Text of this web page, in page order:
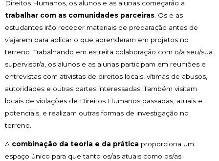
Direitos Humanos, os alunos e as alunas começarão a
trabalhar com as comunidades parceiras . Os e as
estudantes irão receber materiais de preparação antes de
viajarem para aplicar o que aprenderam em projetos no
terreno. Trabalhando em estreita colaboração com o/a seu/sua
supervisor/a, os alunos e as alunas participam em reuniões e
entrevistas com ativistas de direitos locais, vítimas de abusos,
autoridades e outras partes interessadas. Também visitam
locais de violações de Direitos Humanos passadas, atuais e
potenciais, e realizam outras formas de investigação no
terreno.
A combinação da teoria e da prática proporciona um
espaço único para que tanto os/as atuais como os/as